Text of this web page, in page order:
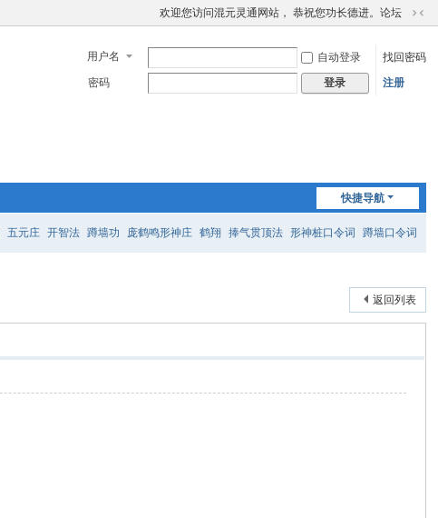
欢迎您访问混元灵通网站， 恭祝您功长德进。论坛
切
到
用户名 自动登录
找回密码
密码
登录 注册
快捷导航
五元庄 开智法 蹲墙功 庞鹤鸣形神庄 鹤翔 捧气贯顶法 形神桩口令词 蹲墙口令词
返回列表